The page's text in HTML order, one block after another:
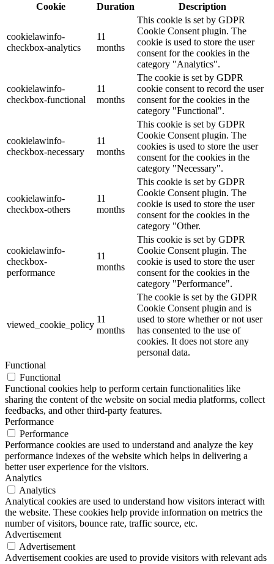
Cookie
Duration Description
cookielawinfo-
checkbox-analytics
11
months
This cookie is set by GDPR
Cookie Consent plugin. The
cookie is used to store the user
consent for the cookies in the
category "Analytics".
cookielawinfo-
checkbox-functional
11
months
The cookie is set by GDPR
cookie consent to record the user
consent for the cookies in the
category "Functional".
cookielawinfo-
checkbox-necessary
11
months
This cookie is set by GDPR
Cookie Consent plugin. The
cookies is used to store the user
consent for the cookies in the
category "Necessary".
cookielawinfo-
checkbox-others
11
months
This cookie is set by GDPR
Cookie Consent plugin. The
cookie is used to store the user
consent for the cookies in the
category "Other.
cookielawinfo-
checkbox-
performance
11
months
This cookie is set by GDPR
Cookie Consent plugin. The
cookie is used to store the user
consent for the cookies in the
category "Performance".
viewed_cookie_policy
11
months
The cookie is set by the GDPR
Cookie Consent plugin and is
used to store whether or not user
has consented to the use of
cookies. It does not store any
personal data.
Functional
Functional
Functional cookies help to perform certain functionalities like
sharing the content of the website on social media platforms, collect
feedbacks, and other third-party features.
Performance
Performance
Performance cookies are used to understand and analyze the key
performance indexes of the website which helps in delivering a
better user experience for the visitors.
Analytics
Analytics
Analytical cookies are used to understand how visitors interact with
the website. These cookies help provide information on metrics the
number of visitors, bounce rate, traffic source, etc.
Advertisement
Advertisement
Advertisement cookies are used to provide visitors with relevant ads